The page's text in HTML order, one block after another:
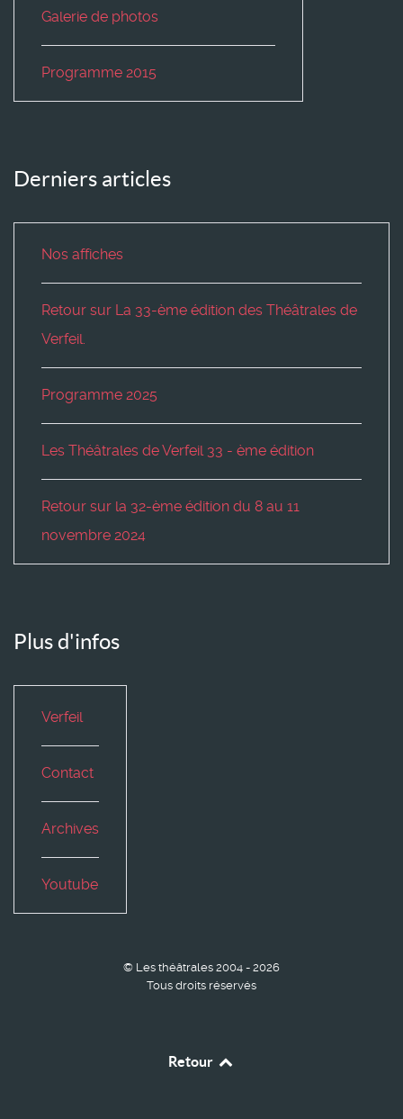
Galerie de photos
Programme 2015
Derniers articles
Nos affiches
Retour sur La 33-ème édition des Théâtrales de
Verfeil.
Programme 2025
Les Théâtrales de Verfeil 33 - ème édition
Retour sur la 32-ème édition du 8 au 11
novembre 2024
Plus d'infos
Verfeil
Contact
Archives
Youtube
© Les théâtrales 2004 - 2026
Tous droits réservés
Retour